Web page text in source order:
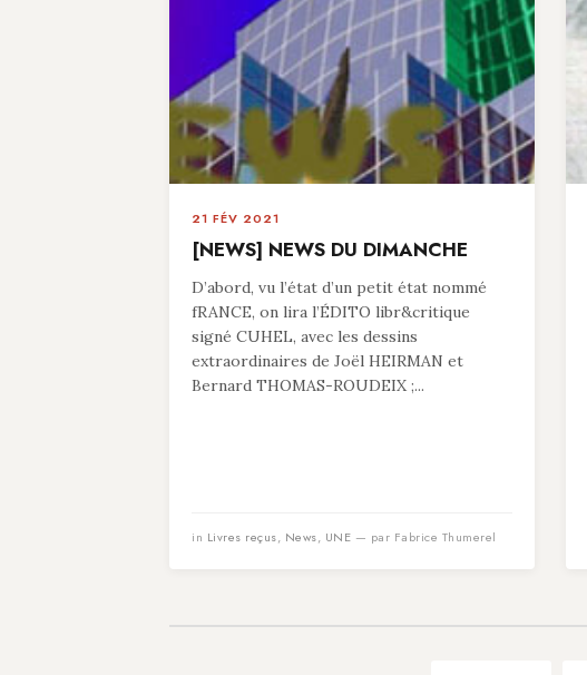
21 FÉV 2021
[NEWS] NEWS DU DIMANCHE
D’abord, vu l’état d’un petit état nommé
fRANCE, on lira l’ÉDITO libr&critique
signé CUHEL, avec les dessins
extraordinaires de Joël HEIRMAN et
Bernard THOMAS-ROUDEIX ;...
in Livres reçus, News, UNE — par Fabrice Thumerel